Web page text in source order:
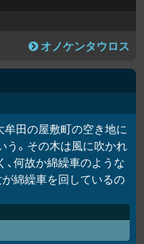
オノケンタウロス
牟田の屋敷町の空き地に
う。その木は風に吹かれ
何故か綿繰車のような
綿繰車を回しているの